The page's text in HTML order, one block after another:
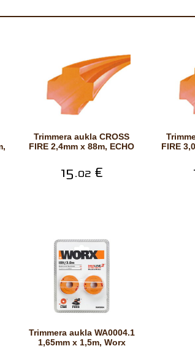
Trimmera aukla CROSS
FIRE 2,4mm x 88m, ECHO
15.02 €
Trimmera aukla CROSS
FIRE
Trimmera aukla WA0004.1
1,65mm x 1,5m, Worx